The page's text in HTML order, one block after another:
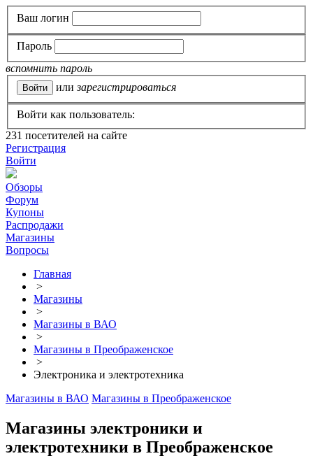
Ваш логин
Пароль
вспомнить пароль
или зарегистрироваться
Войти как пользователь:
231 посетителей на сайте
Регистрация
Войти
Обзоры
Форум
Купоны
Распродажи
Магазины
Вопросы
Главная
>
Магазины
>
Магазины в ВАО
>
Магазины в Преображенское
>
Электроника и электротехника
Магазины в ВАО Магазины в Преображенское
Магазины электроники и
электротехники в Преображенское